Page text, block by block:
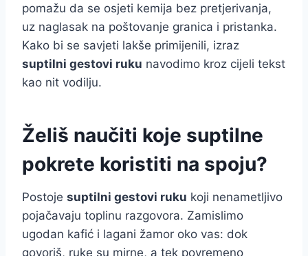
pomažu da se osjeti kemija bez pretjerivanja,
uz naglasak na poštovanje granica i pristanka.
Kako bi se savjeti lakše primijenili, izraz
suptilni gestovi ruku navodimo kroz cijeli tekst
kao nit vodilju.
Želiš naučiti koje suptilne
pokrete koristiti na spoju?
Postoje suptilni gestovi ruku koji nenametljivo
pojačavaju toplinu razgovora. Zamislimo
ugodan kafić i lagani žamor oko vas: dok
govoriš, ruke su mirne, a tek povremeno